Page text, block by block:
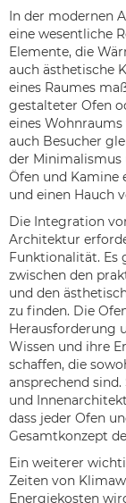
In der modernen
eine wesentliche
Elemente, die
auch ästhetische
eines Raumes
gestalteter Ofen
eines
auch Besucher
der Minimalismus
Öfen und Kamine
und einen Hauch
Die Integration
Architektur
Funktionalität. Es
zwischen den
und den
zu finden. Die
Herausforderung
Wissen und ihre
schaffen, die
ansprechend
und
dass jeder Ofen
Gesamtkonzept
Ein weiterer
Zeiten von
Energiekosten